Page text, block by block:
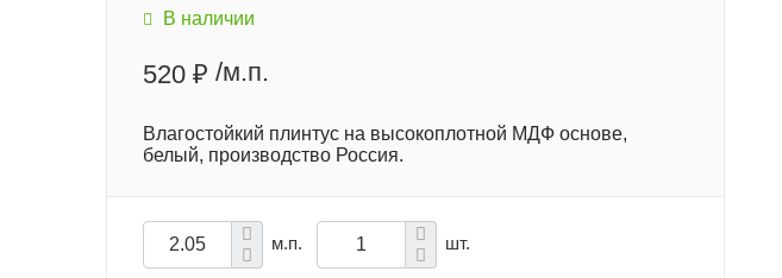
В наличии
520 ₽ /м.п.
Влагостойкий плинтус на высокоплотной МДФ основе,
белый, производство Россия.
м.п. шт.